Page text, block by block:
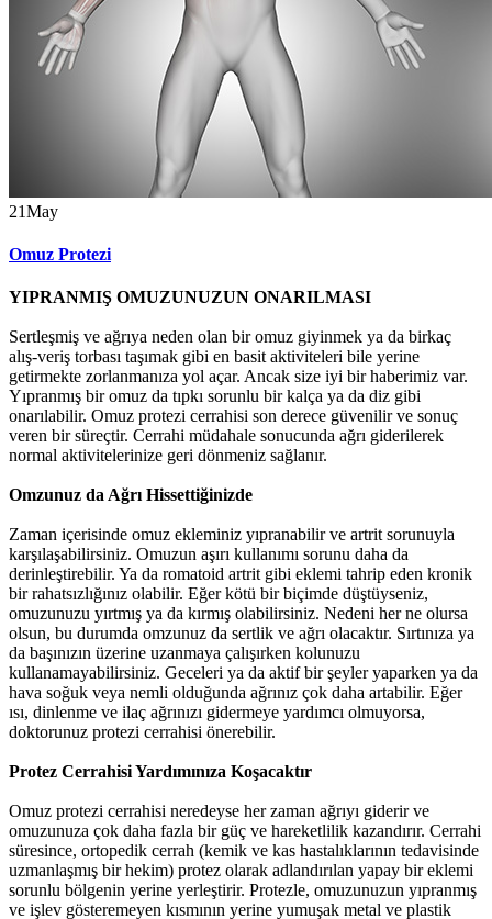
21May
Omuz Protezi
YIPRANMIŞ OMUZUNUZUN ONARILMASI
Sertleşmiş ve ağrıya neden olan bir omuz giyinmek ya da birkaç
alış-veriş torbası taşımak gibi en basit aktiviteleri bile yerine
getirmekte zorlanmanıza yol açar. Ancak size iyi bir haberimiz var.
Yıpranmış bir omuz da tıpkı sorunlu bir kalça ya da diz gibi
onarılabilir. Omuz protezi cerrahisi son derece güvenilir ve sonuç
veren bir süreçtir. Cerrahi müdahale sonucunda ağrı giderilerek
normal aktivitelerinize geri dönmeniz sağlanır.
Omzunuz da Ağrı Hissettiğinizde
Zaman içerisinde omuz ekleminiz yıpranabilir ve artrit sorunuyla
karşılaşabilirsiniz. Omuzun aşırı kullanımı sorunu daha da
derinleştirebilir. Ya da romatoid artrit gibi eklemi tahrip eden kronik
bir rahatsızlığınız olabilir. Eğer kötü bir biçimde düştüyseniz,
omuzunuzu yırtmış ya da kırmış olabilirsiniz. Nedeni her ne olursa
olsun, bu durumda omzunuz da sertlik ve ağrı olacaktır. Sırtınıza ya
da başınızın üzerine uzanmaya çalışırken kolunuzu
kullanamayabilirsiniz. Geceleri ya da aktif bir şeyler yaparken ya da
hava soğuk veya nemli olduğunda ağrınız çok daha artabilir. Eğer
ısı, dinlenme ve ilaç ağrınızı gidermeye yardımcı olmuyorsa,
doktorunuz protezi cerrahisi önerebilir.
Protez Cerrahisi Yardımınıza Koşacaktır
Omuz protezi cerrahisi neredeyse her zaman ağrıyı giderir ve
omuzunuza çok daha fazla bir güç ve hareketlilik kazandırır. Cerrahi
süresince, ortopedik cerrah (kemik ve kas hastalıklarının tedavisinde
uzmanlaşmış bir hekim) protez olarak adlandırılan yapay bir eklemi
sorunlu bölgenin yerine yerleştirir. Protezle, omuzunuzun yıpranmış
ve işlev gösteremeyen kısmının yerine yumuşak metal ve plastik